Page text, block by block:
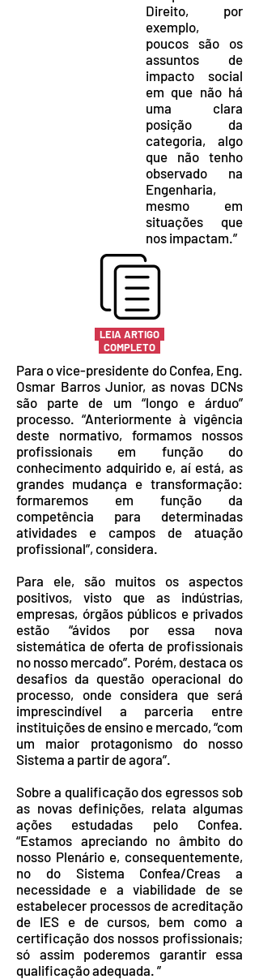
Direito, por
exemplo,
poucos são os
assuntos de
impacto social
em que não há
uma clara
posição da
categoria, algo
que não tenho
observado na
Engenharia,
mesmo em
situações que
nos impactam.”
LEIA ARTIGO
COMPLETO
Para o vice-presidente do Confea, Eng.
Osmar Barros Junior, as novas DCNs
são parte de um “longo e árduo”
processo. “Anteriormente à vigência
deste normativo, formamos nossos
profissionais em função do
conhecimento adquirido e, aí está, as
grandes mudança e transformação:
formaremos em função da
competência para determinadas
atividades e campos de atuação
profissional”, considera.
Para ele, são muitos os aspectos
positivos, visto que as indústrias,
empresas, órgãos públicos e privados
estão “ávidos por essa nova
sistemática de oferta de profissionais
no nosso mercado”. Porém, destaca os
desafios da questão operacional do
processo, onde considera que será
imprescindível a parceria entre
instituições de ensino e mercado, “com
um maior protagonismo do nosso
Sistema a partir de agora”.
Sobre a qualificação dos egressos sob
as novas definições, relata algumas
ações estudadas pelo Confea.
“Estamos apreciando no âmbito do
nosso Plenário e, consequentemente,
no do Sistema Confea/Creas a
necessidade e a viabilidade de se
estabelecer processos de acreditação
de IES e de cursos, bem como a
certificação dos nossos profissionais;
só assim poderemos garantir essa
qualificação adequada. ”